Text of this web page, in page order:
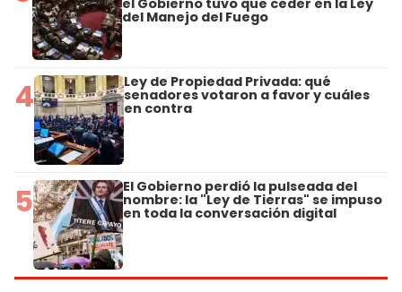
del Manejo del Fuego
4 Ley de Propiedad Privada: qué
senadores votaron a favor y cuáles
en contra
5 El Gobierno perdió la pulseada del
nombre: la "Ley de Tierras" se impuso
en toda la conversación digital